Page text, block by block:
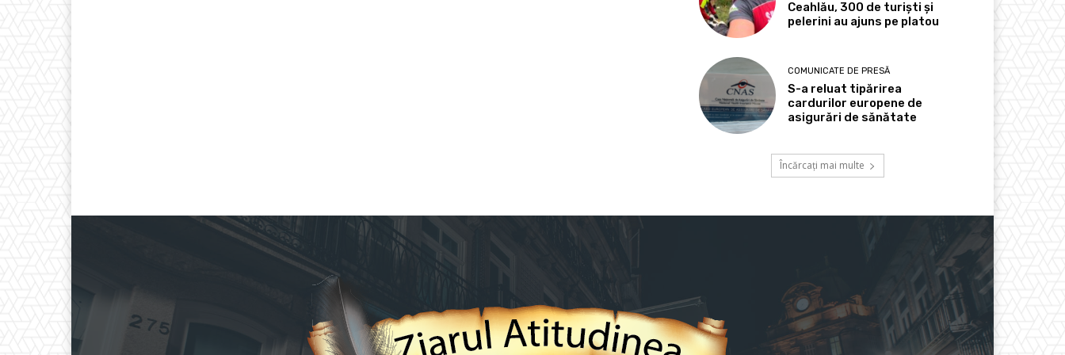
Ceahlău, 300 de turiști și
pelerini au ajuns pe platou
COMUNICATE DE PRESĂ
S-a reluat tipărirea
cardurilor europene de
asigurări de sănătate
Încărcați mai multe